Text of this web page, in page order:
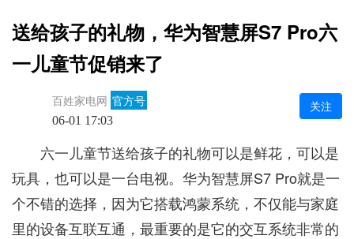
送给孩子的礼物，华为智慧屏S7 Pro六
一儿童节促销来了
百姓家电网 官方号
06-01 17:03
关注
六一儿童节送给孩子的礼物可以是鲜花，可以是
玩具，也可以是一台电视。华为智慧屏S7 Pro就是一
个不错的选择，因为它搭载鸿蒙系统，不仅能与家庭
里的设备互联互通，最重要的是它的交互系统非常的